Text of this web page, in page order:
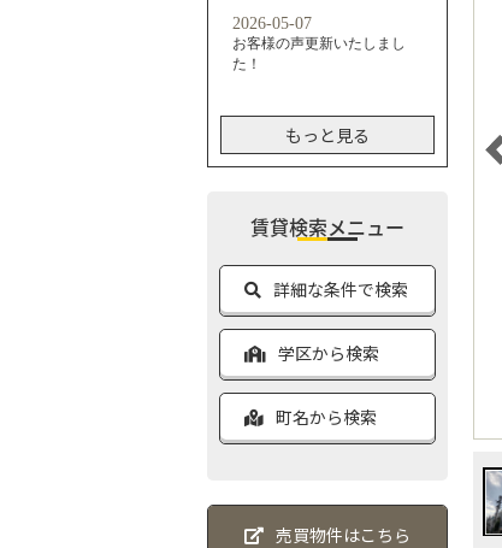
もっと見る
賃貸検索メニュー
詳細な条件で検索
学区から検索
町名から検索
売買物件はこちら